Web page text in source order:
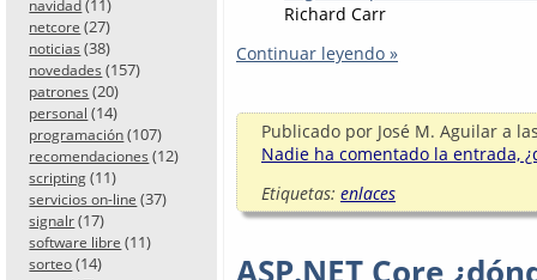
navidad (11)
netcore (27)
noticias (38)
novedades (157)
patrones (20)
personal (14)
programación (107)
recomendaciones (12)
scripting (11)
servicios on-line (37)
signalr (17)
software libre (11)
sorteo (14)
Richard Carr
Continuar leyendo »
Publicado por José M. Aguilar a
Nadie ha comentado la entrada,
Etiquetas: enlaces